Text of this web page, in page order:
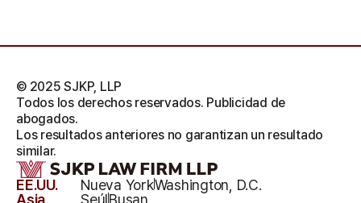
EE.UU. Nueva YorkWashington, D.C.
© 2025 SJKP, LLP
Todos los derechos reservados. Publicidad de
abogados.
Los resultados anteriores no garantizan un resultado
similar.